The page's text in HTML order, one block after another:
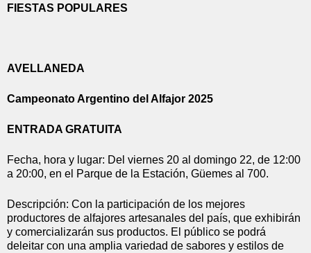
FIESTAS POPULARES
AVELLANEDA
Campeonato Argentino del Alfajor 2025
ENTRADA GRATUITA
Fecha, hora y lugar: Del viernes 20 al domingo 22, de 12:00
a 20:00, en el Parque de la Estación, Güemes al 700.
Descripción: Con la participación de los mejores
productores de alfajores artesanales del país, que exhibirán
y comercializarán sus productos. El público se podrá
deleitar con una amplia variedad de sabores y estilos de